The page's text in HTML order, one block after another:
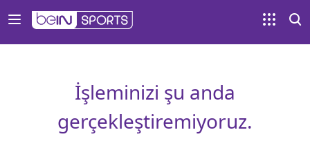
İşleminizi şu anda
gerçekleştiremiyoruz.